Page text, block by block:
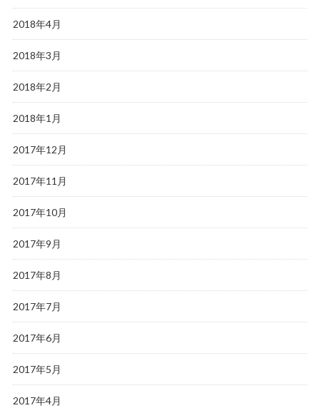
2018年4月
2018年3月
2018年2月
2018年1月
2017年12月
2017年11月
2017年10月
2017年9月
2017年8月
2017年7月
2017年6月
2017年5月
2017年4月